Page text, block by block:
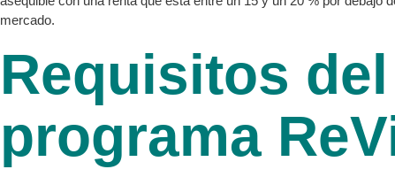
mercado.
Requisitos del
programa